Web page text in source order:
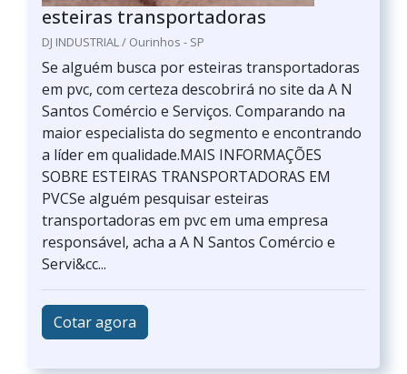
esteiras transportadoras
DJ INDUSTRIAL / Ourinhos - SP
Se alguém busca por esteiras transportadoras
em pvc, com certeza descobrirá no site da A N
Santos Comércio e Serviços. Comparando na
maior especialista do segmento e encontrando
a líder em qualidade.MAIS INFORMAÇÕES
SOBRE ESTEIRAS TRANSPORTADORAS EM
PVCSe alguém pesquisar esteiras
transportadoras em pvc em uma empresa
responsável, acha a A N Santos Comércio e
Servi&cc...
Cotar agora